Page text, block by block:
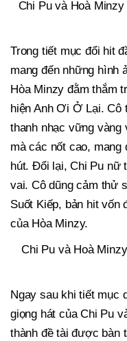
Chi Pu và Hoà
Trong tiết mục đổi hit
mang đến những hình
Hòa Minzy đằm thắm
hiện Anh Ơi Ở Lại. Cô
thanh nhạc vững
mà các nốt cao, mang
hút. Đổi lại, Chi Pu nữ
vai. Cô dũng cảm thử
Suốt Kiếp, bản hit vốn
của Hòa Minzy.
Chi Pu và Hoà
Ngay sau khi tiết mục
giọng hát của Chi Pu
thành đề tài được bàn